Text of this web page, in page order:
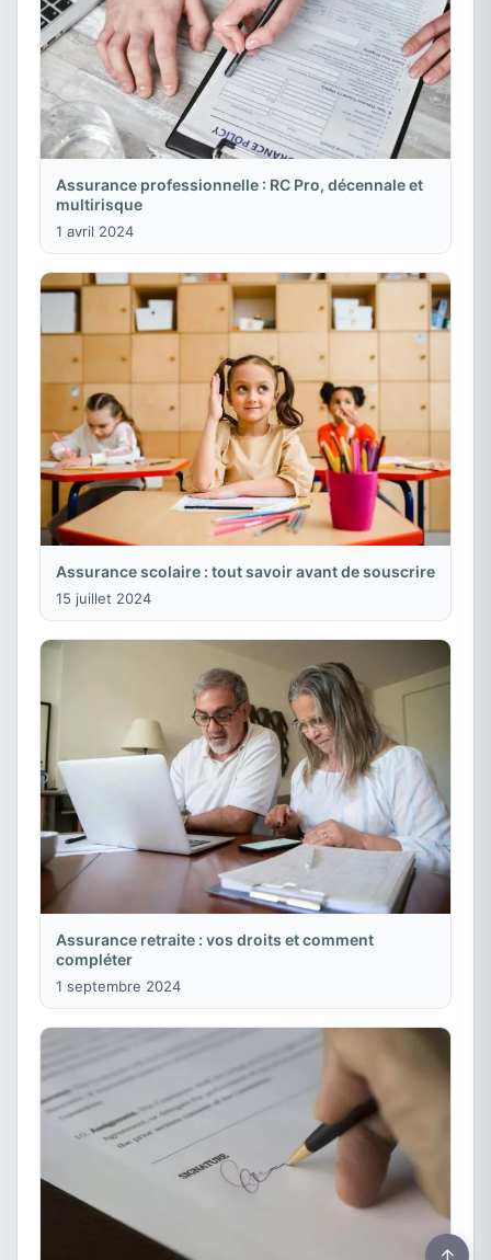
Assurance professionnelle : RC Pro, décennale et
multirisque
1 avril 2024
Assurance scolaire : tout savoir avant de souscrire
15 juillet 2024
Assurance retraite : vos droits et comment
compléter
1 septembre 2024